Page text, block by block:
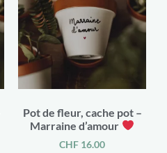
Pot de fleur, cache pot –
Marraine d’amour
CHF 16.00